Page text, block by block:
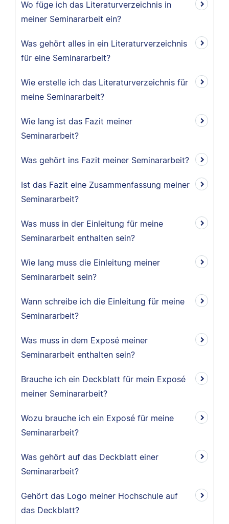
Wo füge ich das Literaturverzeichnis in
meiner Seminararbeit ein?
Was gehört alles in ein Literaturverzeichnis
für eine Seminararbeit?
Wie erstelle ich das Literaturverzeichnis für
meine Seminararbeit?
Wie lang ist das Fazit meiner
Seminararbeit?
Was gehört ins Fazit meiner Seminararbeit?
Ist das Fazit eine Zusammenfassung meiner
Seminararbeit?
Was muss in der Einleitung für meine
Seminararbeit enthalten sein?
Wie lang muss die Einleitung meiner
Seminararbeit sein?
Wann schreibe ich die Einleitung für meine
Seminararbeit?
Was muss in dem Exposé meiner
Seminararbeit enthalten sein?
Brauche ich ein Deckblatt für mein Exposé
meiner Seminararbeit?
Wozu brauche ich ein Exposé für meine
Seminararbeit?
Was gehört auf das Deckblatt einer
Seminararbeit?
Gehört das Logo meiner Hochschule auf
das Deckblatt?